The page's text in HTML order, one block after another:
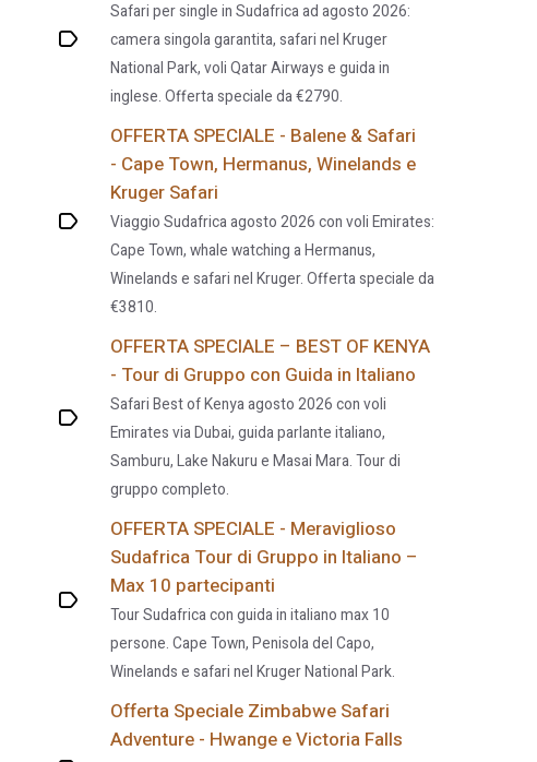
Safari per single in Sudafrica ad agosto 2026:
camera singola garantita, safari nel Kruger
National Park, voli Qatar Airways e guida in
inglese. Offerta speciale da €2790.
OFFERTA SPECIALE - Balene & Safari
- Cape Town, Hermanus, Winelands e
Kruger Safari
Viaggio Sudafrica agosto 2026 con voli Emirates:
Cape Town, whale watching a Hermanus,
Winelands e safari nel Kruger. Offerta speciale da
€3810.
OFFERTA SPECIALE – BEST OF KENYA
- Tour di Gruppo con Guida in Italiano
Safari Best of Kenya agosto 2026 con voli
Emirates via Dubai, guida parlante italiano,
Samburu, Lake Nakuru e Masai Mara. Tour di
gruppo completo.
OFFERTA SPECIALE - Meraviglioso
Sudafrica Tour di Gruppo in Italiano –
Max 10 partecipanti
Tour Sudafrica con guida in italiano max 10
persone. Cape Town, Penisola del Capo,
Winelands e safari nel Kruger National Park.
Offerta Speciale Zimbabwe Safari
Adventure - Hwange e Victoria Falls